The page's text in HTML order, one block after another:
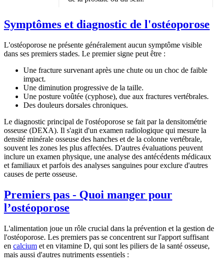
Symptômes et diagnostic de l'ostéoporose
L'ostéoporose ne présente généralement aucun symptôme visible
dans ses premiers stades. Le premier signe peut être :
Une fracture survenant après une chute ou un choc de faible
impact.
Une diminution progressive de la taille.
Une posture voûtée (cyphose), due aux fractures vertébrales.
Des douleurs dorsales chroniques.
Le diagnostic principal de l'ostéoporose se fait par la densitométrie
osseuse (DEXA). Il s'agit d'un examen radiologique qui mesure la
densité minérale osseuse des hanches et de la colonne vertébrale,
souvent les zones les plus affectées. D'autres évaluations peuvent
inclure un examen physique, une analyse des antécédents médicaux
et familiaux et parfois des analyses sanguines pour exclure d'autres
causes de perte osseuse.
Premiers pas - Quoi manger pour
l’ostéoporose
L'alimentation joue un rôle crucial dans la prévention et la gestion de
l'ostéoporose. Les premiers pas se concentrent sur l'apport suffisant
en calcium et en vitamine D, qui sont les piliers de la santé osseuse,
mais aussi d'autres nutriments essentiels :